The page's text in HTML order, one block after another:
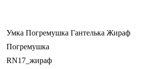
Умка Погремушка Гантелька Жираф
Погремушка
RN17_жираф